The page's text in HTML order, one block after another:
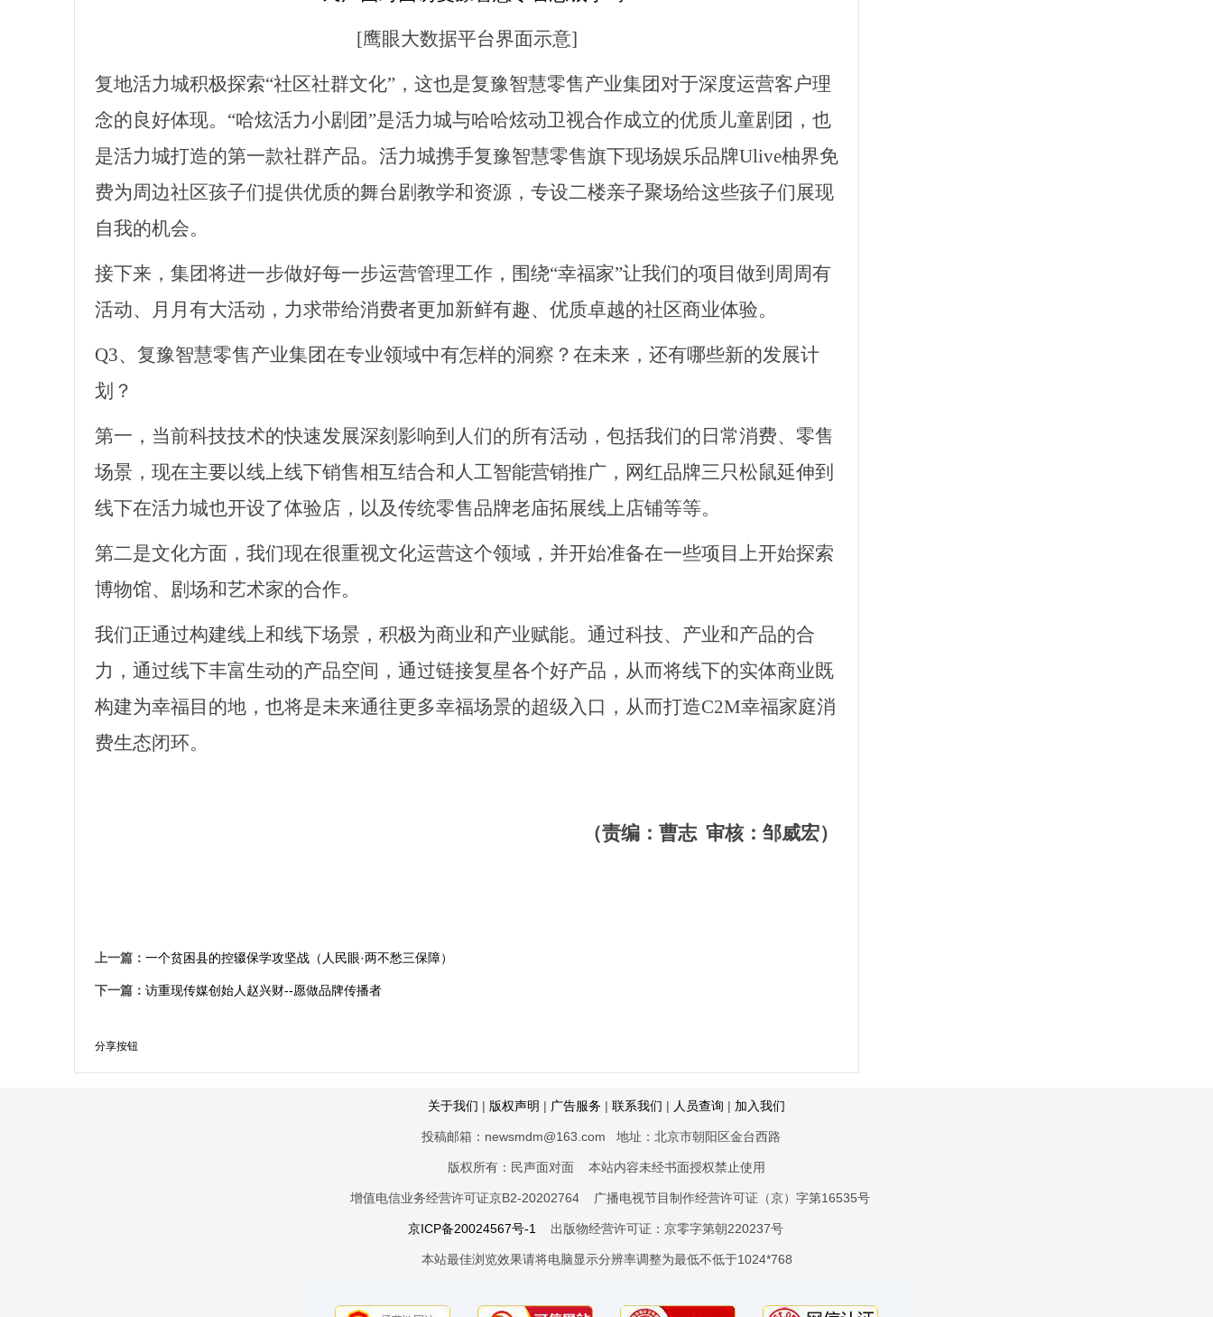
[鹰眼大数据平台界面示意]
复地活力城积极探索“社区社群文化”，这也是复豫智慧零售产业集团对于深度运营客户理
念的良好体现。“哈炫活力小剧团”是活力城与哈哈炫动卫视合作成立的优质儿童剧团，也
是活力城打造的第一款社群产品。活力城携手复豫智慧零售旗下现场娱乐品牌Ulive柚界免
费为周边社区孩子们提供优质的舞台剧教学和资源，专设二楼亲子聚场给这些孩子们展现
自我的机会。
接下来，集团将进一步做好每一步运营管理工作，围绕“幸福家”让我们的项目做到周周有
活动、月月有大活动，力求带给消费者更加新鲜有趣、优质卓越的社区商业体验。
Q3、复豫智慧零售产业集团在专业领域中有怎样的洞察？在未来，还有哪些新的发展计
划？
第一，当前科技技术的快速发展深刻影响到人们的所有活动，包括我们的日常消费、零售
场景，现在主要以线上线下销售相互结合和人工智能营销推广，网红品牌三只松鼠延伸到
线下在活力城也开设了体验店，以及传统零售品牌老庙拓展线上店铺等等。
第二是文化方面，我们现在很重视文化运营这个领域，并开始准备在一些项目上开始探索
博物馆、剧场和艺术家的合作。
我们正通过构建线上和线下场景，积极为商业和产业赋能。通过科技、产业和产品的合
力，通过线下丰富生动的产品空间，通过链接复星各个好产品，从而将线下的实体商业既
构建为幸福目的地，也将是未来通往更多幸福场景的超级入口，从而打造C2M幸福家庭消
费生态闭环。
（责编：曹志 审核：邹威宏）
上一篇： 一个贫困县的控辍保学攻坚战（人民眼·两不愁三保障）
下一篇： 访重现传媒创始人赵兴财--愿做品牌传播者
分享按钮
关于我们 | 版权声明 | 广告服务 | 联系我们 | 人员查询 | 加入我们
投稿邮箱：newsmdm@163.com 地址：北京市朝阳区金台西路
版权所有：民声面对面 本站内容未经书面授权禁止使用
增值电信业务经营许可证京B2-20202764 广播电视节目制作经营许可证（京）字第16535号
京ICP备20024567号-1 出版物经营许可证：京零字第朝220237号
本站最佳浏览效果请将电脑显示分辨率调整为最低不低于1024*768